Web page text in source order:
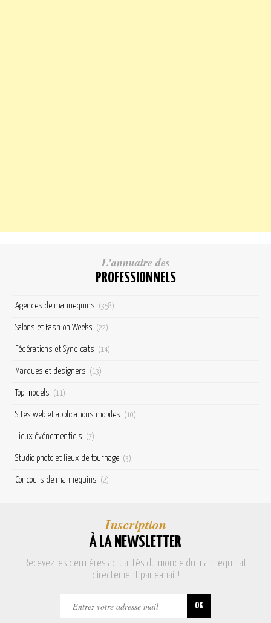
L'annuaire des
PROFESSIONNELS
Agences de mannequins (358)
Salons et Fashion Weeks (22)
Fédérations et Syndicats (14)
Marques et designers (13)
Top models (11)
Sites web et applications mobiles (10)
Lieux événementiels (7)
Studio photo et lieux de tournage (3)
Concours de mannequins (2)
Inscription
À LA NEWSLETTER
Recevez les dernières actualités du monde du mannequinat
directement par e-mail !